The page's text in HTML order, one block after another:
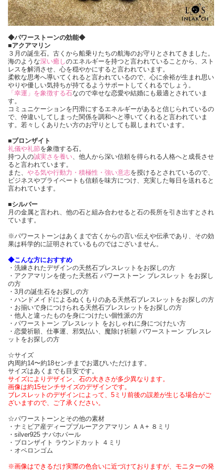
◆パワーストーンの効能◆
■アクアマリン
３月の誕生石。古くから船乗りたちの航海のお守りとされてきました。
海のような深い癒しのエネルギーを持つと言われていることから、スト
レスを解消させ、心を穏やかにすると言われています。
柔軟な思考へ導いてくれると言われているので、心に余裕が生まれ思い
やりや優しい気持ちが持てるようサポートしてくれるでしょう。
「幸運」を象徴する石なので幸せな恋愛や結婚にも最適とされていま
す。
コミュニケーションを円滑にするエネルギーがあると信じられているの
で、仲違いしてしまった関係を調和へと導いてくれると言われていま
す。若々しくありたい方のお守りとしても親しまれています。
■ブロンザイト
礼儀や礼節を象徴する石。
持つ人の誠実さを養い、他人から深い信頼を得られる人格へと成長させ
ると言われています。
また、 やる気や行動力・積極性・強い意志を授けるとされているので、
ビジネスやプライベートも信頼を味方につけ、充実した毎日を送れると
言われています。
■シルバー
月の金属と言われ、他の石と組み合わせると石の長所を引き出すとされ
ています。
※パワーストーンはあくまで古くからの言い伝えや伝承であり、その効
果は科学的に証明されているものではございません。
◆こんな方におすすめ
・洗練されたデザインの天然石ブレスレットをお探しの方
・アクアマリンを使った天然石 パワーストーン ブレスレット をお探し
の方
・3月の誕生石をお探しの方
・ハンドメイドによるぬくもりのある天然石ブレスレットをお探しの方
・お揃いで身につけられる天然石ブレスレットをお探しの方
・他人と違ったものを身につけたい個性派の方
・パワーストーン ブレスレット をおしゃれに身につけたい方
・恋愛祈願、仕事運、邪気払い、魔除け祈願 パワーストーン ブレスレ
ットをお探しの方
☆サイズ
内周約14〜約18センチまでお選びいただけます。
サイズはあくまでも目安です。
サイズによりデザイン、石の大きさが多少異なります。
画像は約15センチサイズのデザインです。
ブレスレットのデザインによって、5ミリ前後の誤差が生じる場合がご
ざいますので、ご了承ください。
☆パワーストーンとその他の素材
・ナミビア産ディープブルーアクアマリン ＡＡ+ ８ミリ
・silver925 ナバホパール
・ブロンザイト ラウンドカット ４ミリ
・オペロンゴム
※画像はできるだけ実際の色合いに近づけておりますが、モニターの発